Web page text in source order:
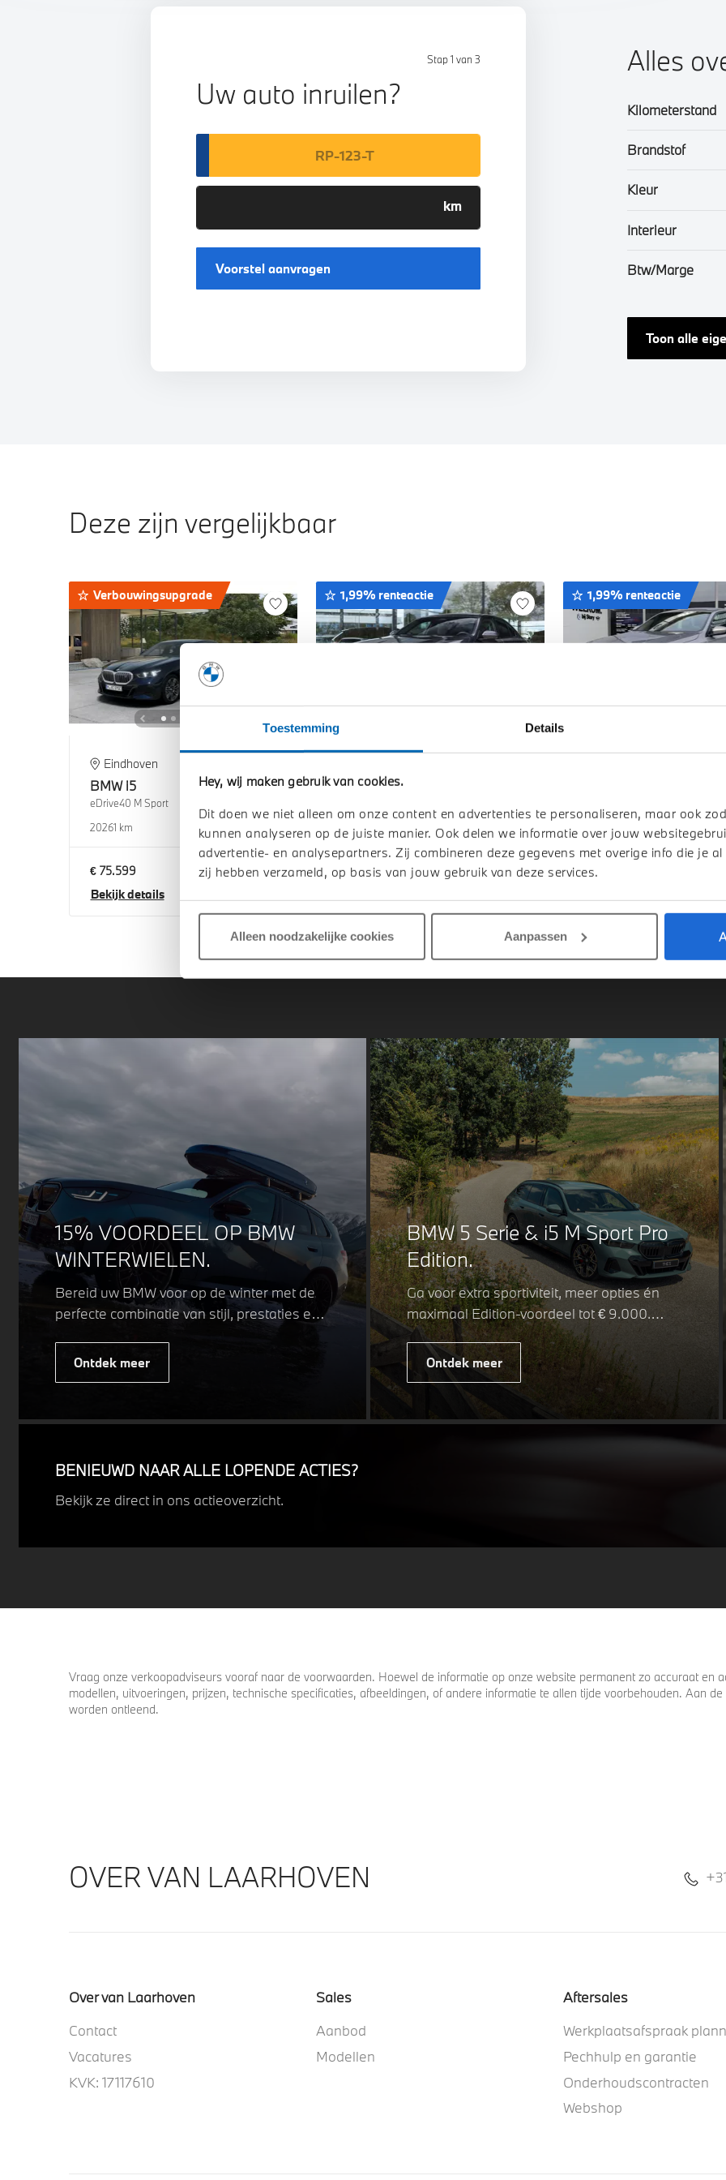
Toestemming Details
Hey, wij maken gebruik van cookies.
Dit doen we niet alleen om onze content en advertenties te personaliseren, maar ook
kunnen analyseren op de juiste manier. Ook delen we informatie over jouw
advertentie- en analysepartners. Zij combineren deze gegevens met overige info die je
zij hebben verzameld, op basis van jouw gebruik van deze services.
Alleen noodzakelijke cookies Aanpassen
Stap 1 van 3
Uw auto inruilen?
Voorstel aanvragen
Alles
Kilometerstand
Brandstof
Kleur
Interieur
Btw/Marge
Toon alle
Deze zijn vergelijkbaar
Verbouwingsupgrade
Eindhoven
BMW i5
eDrive40 M Sport
20261 km
€ 75.599
Bekijk details
1,99% renteactie
BMWi5
2026
1 km
€ 78.341
1,99% renteactie
1 km
€ 79.823
15% VOORDEEL OP BMW
WINTERWIELEN.
Bereid uw BMW voor op de winter met de
perfecte combinatie van stijl, prestaties en
of elegante look, onze winterwielen zijn
uitdagende weersomstandigheden.
Ontdek meer
BMW 5 Serie & i5 M Sport Pro
Edition.
Ga voor extra sportiviteit, meer opties én
maximaal Edition-voordeel tot € 9.000.
Fiscaal leverbaar vanaf € 75.347. Met de
BMW 5 Serie & i5 M Sport Pro Edition kiest
u voor een rijk uitgeruste uitvoering waarin
juist de details het verschil maken. De
details die ervoor zorgen dat u nog één
keer omkijkt voordat u verder loopt.
Ontdek meer
BENIEUWD NAAR ALLE LOPENDE ACTIES?
Bekijk ze direct in ons actieoverzicht.
Vraag onze verkoopadviseurs vooraf naar de voorwaarden. Hoewel de informatie op onze website permanent zo accuraat en
modellen, uitvoeringen, prijzen, technische specificaties, afbeeldingen, of andere informatie te allen tijde voorbehouden. Aan
worden ontleend.
OVER VAN LAARHOVEN
Over van Laarhoven
Contact
Vacatures
KVK: 17117610
Sales
Aanbod
Modellen
Aftersales
Werkplaatsafspraak
Pechhulp en garantie
Onderhoudscontracten
Webshop